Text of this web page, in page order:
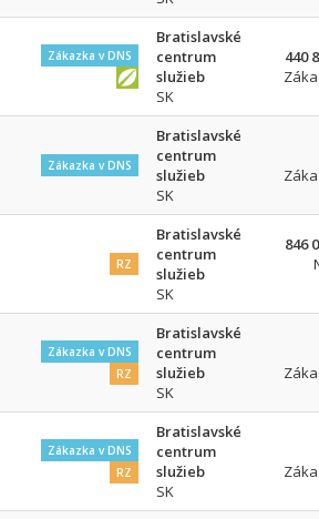
Zákazka v DNS
Bratislavské
centrum
služieb
SK
440
Zákazka v DNS
Bratislavské
centrum
služieb
SK
RZ
Bratislavské
centrum
služieb
SK
846
Zákazka v DNS
RZ
Bratislavské
centrum
služieb
SK
Zákazka v DNS
RZ
Bratislavské
centrum
služieb
SK